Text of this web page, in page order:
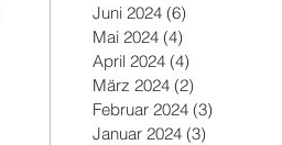
Juni 2024 (6)
Mai 2024 (4)
April 2024 (4)
März 2024 (2)
Februar 2024 (3)
Januar 2024 (3)